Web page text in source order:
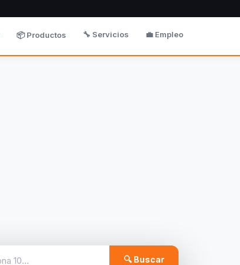
📦 Productos 🔧 Servicios 💼 Empleo
🔍 Buscar